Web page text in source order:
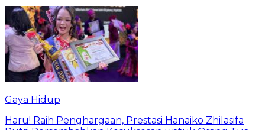
Gaya Hidup
Haru! Raih Penghargaan, Prestasi Hanaiko Zhilasifa